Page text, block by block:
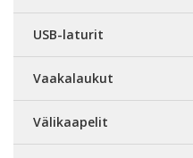
USB-laturit
Vaakalaukut
Välikaapelit